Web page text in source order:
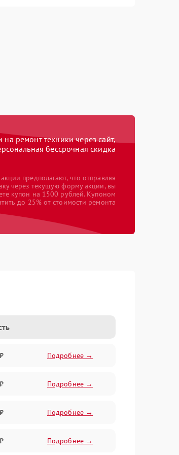
ремонт техники через сайт,
бессрочная скидка
предполагают, что отправляя
через текущую форму акции, вы
купон на 1500 рублей. Купоном
до 25% от стоимости ремонта
Подробнее →
Подробнее →
Подробнее →
Подробнее →